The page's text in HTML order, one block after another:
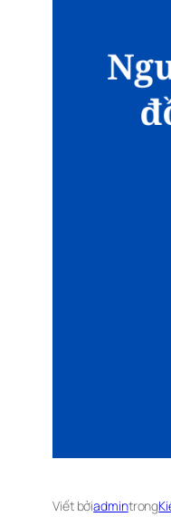
Viết bởiadmintrong